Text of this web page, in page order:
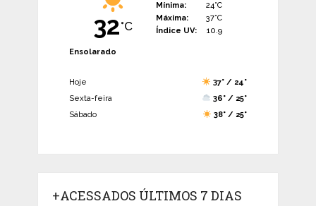
32°C
Mínima:
24°C
Máxima:
37°C
Índice UV:
10.9
Ensolarado
Hoje
37° / 24°
Sexta-feira
36° / 25°
Sábado
38° / 25°
+ACESSADOS ÚLTIMOS 7 DIAS